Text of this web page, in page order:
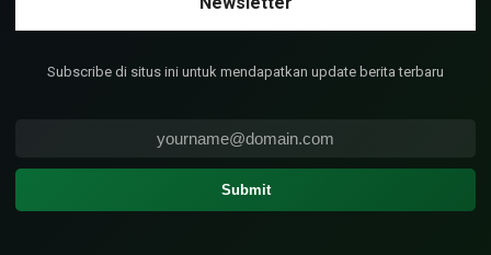
Subscribe di situs ini untuk mendapatkan update berita terbaru